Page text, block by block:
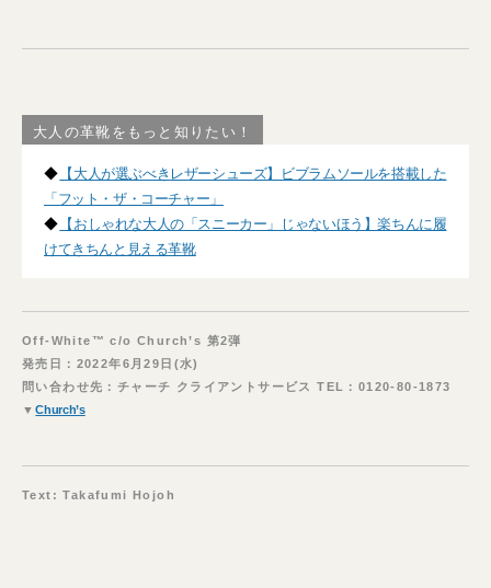
大人の革靴をもっと知りたい！
◆ 【大人が選ぶべきレザーシューズ】ビブラムソールを搭載した
「フット・ザ・コーチャー」
◆ 【おしゃれな大人の「スニーカー」じゃないほう】楽ちんに履
けてきちんと見える革靴
Off-White™ c/o Church’s 第2弾
発売日：2022年6月29日(水)
問い合わせ先：チャーチ クライアントサービス TEL：0120-80-1873
▼Church’s
Text: Takafumi Hojoh